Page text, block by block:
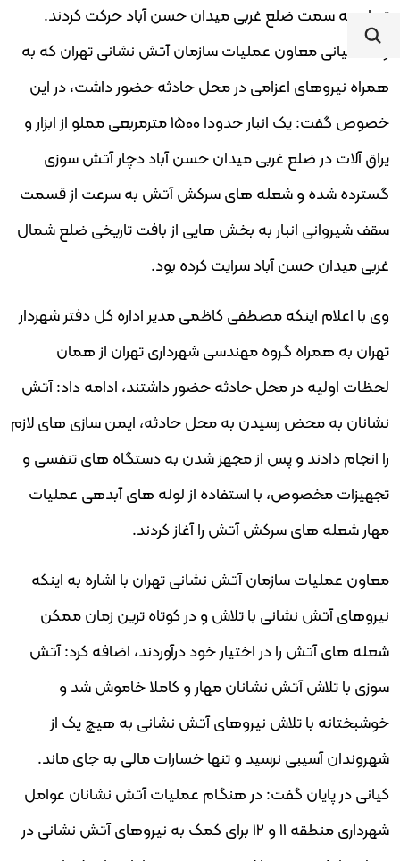
تهران به سمت ضلع غربی میدان حسن آباد حرکت کردند.
واحد کیانی معاون عملیات سازمان آتش نشانی تهران که به
همراه نیروهای اعزامی در محل حادثه حضور داشت، در این
خصوص گفت: یک انبار حدودا 1500 مترمربعی مملو از ابزار و
یراق آلات در ضلع غربی میدان حسن آباد دچار آتش سوزی
گسترده شده و شعله های سرکش آتش به سرعت از قسمت
سقف شیروانی انبار به بخش هایی از بافت تاریخی ضلع شمال
غربی میدان حسن آباد سرایت کرده بود.
وی با اعلام اینکه مصطفی کاظمی مدیر اداره کل دفتر شهردار
تهران به همراه گروه مهندسی شهرداری تهران از همان
لحظات اولیه در محل حادثه حضور داشتند، ادامه داد: آتش
نشانان به محض رسیدن به محل حادثه، ایمن سازی های لازم
را انجام دادند و پس از مجهز شدن به دستگاه های تنفسی و
تجهیزات مخصوص، با استفاده از لوله های آبدهی عملیات
مهار شعله های سرکش آتش را آغاز کردند.
معاون عملیات سازمان آتش نشانی تهران با اشاره به اینکه
نیروهای آتش نشانی با تلاش و در کوتاه ترین زمان ممکن
شعله های آتش را در اختیار خود درآوردند، اضافه کرد: آتش
سوزی با تلاش آتش نشانان مهار و کاملا خاموش شد و
خوشبختانه با تلاش نیروهای آتش نشانی به هیچ یک از
شهروندان آسیبی نرسید و تنها خسارات مالی به جای ماند.
کیانی در پایان گفت: در هنگام عملیات آتش نشانان عوامل
شهرداری منطقه 11 و 12 برای کمک به نیروهای آتش نشانی در